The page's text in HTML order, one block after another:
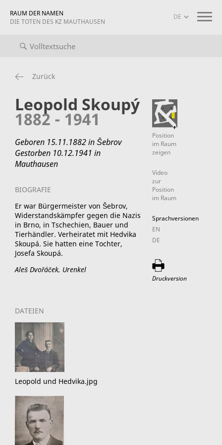
RAUM DER NAMEN
DIE TOTEN DES KZ MAUTHAUSEN
Projekt-Info
Zurück
Leopold Skoupý
1882 - 1941
Geboren 15.11.1882 in Šebrov
Gestorben 10.12.1941 in
Mauthausen
BIOGRAFIE
Er war Bürgermeister von Šebrov,
Widerstandskämpfer gegen die Nazis
in Brno, in Tschechien, Bauer und
Tierhändler. Verheiratet mit Hedvika
Skoupá. Sie hatten eine Tochter,
Josefa Skoupá.
Aleš Dvořáček, Urenkel
DATEIEN
Leopold und Hedvika.jpg
Position
im Raum
zeigen
Video
zur
Position
im Raum
Sprachversionen
EN
DE
Druckversion